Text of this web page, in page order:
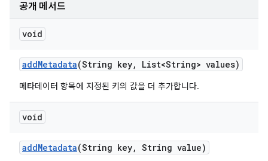
공개 메서드
void
addMetadata(String key, List<String> values)
메타데이터 항목에 지정된 키의 값을 더 추가합니다.
void
addMetadata(String key, String value)